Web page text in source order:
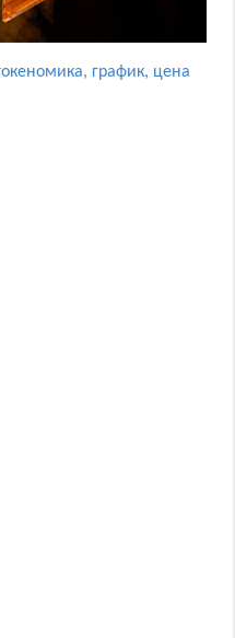
график, цена